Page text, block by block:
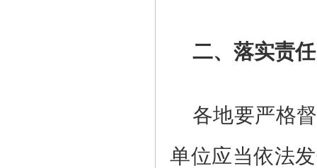
二、落实责
各地要严格
单位应当依法